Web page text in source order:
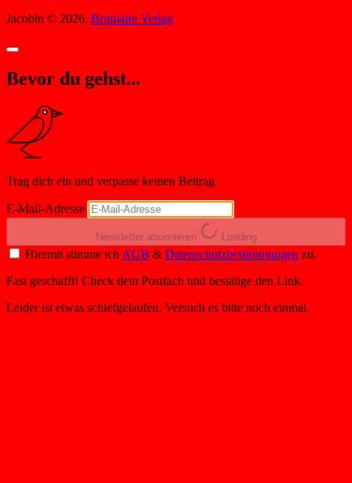
Jacobin © 2026. Brumaire Verlag
Bevor du gehst...
Trag dich ein und verpasse keinen Beitrag.
E-Mail-Adresse
Newsletter abonnieren Loading
Hiermit stimme ich AGB & Datenschutzbestimmungen zu.
Fast geschafft! Check dein Postfach und bestätige den Link.
Leider ist etwas schiefgelaufen. Versuch es bitte noch einmal.